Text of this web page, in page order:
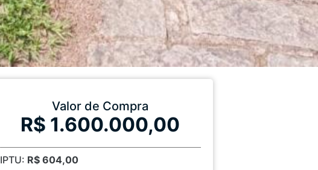
Valor de Compra
R$ 1.600.000,00
IPTU: R$ 604,00